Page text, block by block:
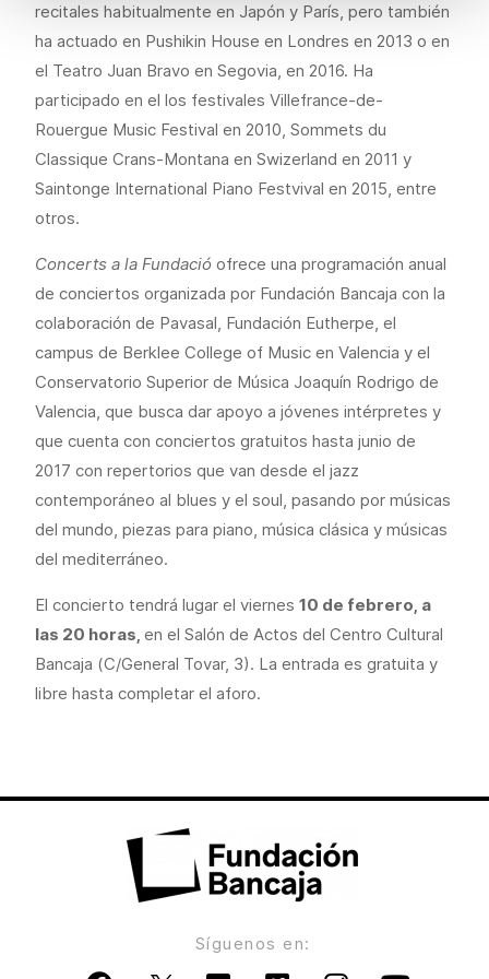
recitales habitualmente en Japón y París, pero también
ha actuado en Pushikin House en Londres en 2013 o en
el Teatro Juan Bravo en Segovia, en 2016. Ha
participado en el los festivales Villefrance-de-
Rouergue Music Festival en 2010, Sommets du
Classique Crans-Montana en Swizerland en 2011 y
Saintonge International Piano Festvival en 2015, entre
otros.
Concerts a la Fundació ofrece una programación anual
de conciertos organizada por Fundación Bancaja con la
colaboración de Pavasal, Fundación Eutherpe, el
campus de Berklee College of Music en Valencia y el
Conservatorio Superior de Música Joaquín Rodrigo de
Valencia, que busca dar apoyo a jóvenes intérpretes y
que cuenta con conciertos gratuitos hasta junio de
2017 con repertorios que van desde el jazz
contemporáneo al blues y el soul, pasando por músicas
del mundo, piezas para piano, música clásica y músicas
del mediterráneo.
El concierto tendrá lugar el viernes 10 de febrero, a
las 20 horas, en el Salón de Actos del Centro Cultural
Bancaja (C/General Tovar, 3). La entrada es gratuita y
libre hasta completar el aforo.
Síguenos en: